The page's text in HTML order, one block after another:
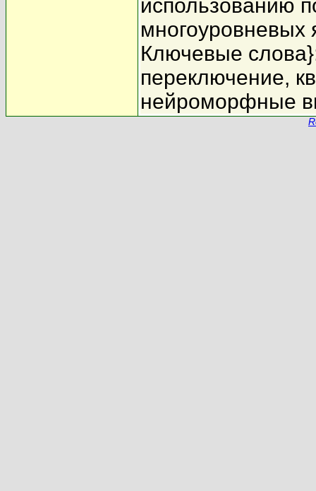
использованию
многоуровневых
Ключевые
переключение,
нейроморфные